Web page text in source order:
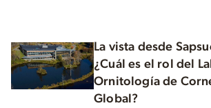
La vista desde
¿Cuál es el rol del
Ornitología de
Global?